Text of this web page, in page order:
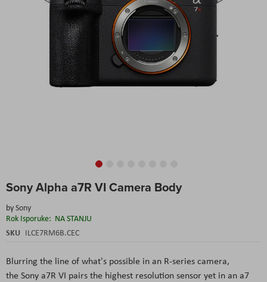
Sony Alpha a7R VI Camera Body
bySony
Rok Isporuke: NA STANJU
SKU ILCE7RM6B.CEC
Blurring the line of what's possible in an R-series camera,
the Sony a7R VI pairs the highest resolution sensor yet in an a7
to
beginning
of
the